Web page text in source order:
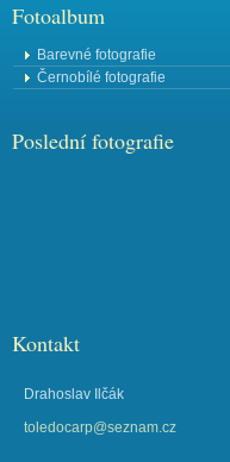
Fotoalbum
Barevné fotografie
Černobílé fotografie
Poslední fotografie
Kontakt
Drahoslav Ilčák
toledocarp@seznam.cz